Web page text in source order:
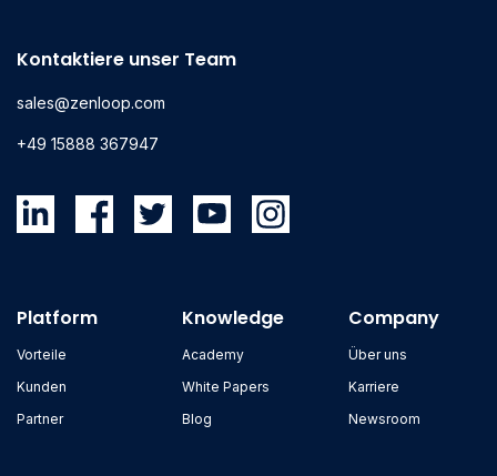
Kontaktiere unser Team
sales@zenloop.com
+49 15888 367947
Platform
Vorteile
Kunden
Partner
Knowledge
Academy
White Papers
Blog
Company
Über uns
Karriere
Newsroom